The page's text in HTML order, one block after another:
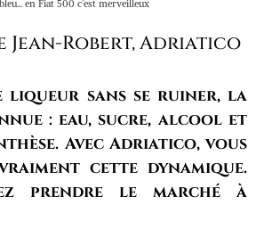
en Fiat 500 c’est merveilleux
Jean-Robert, Adriatico
liqueur sans se ruiner, la
: eau, sucre, alcool et
Avec Adriatico, vous
cette dynamique.
prendre le marché à